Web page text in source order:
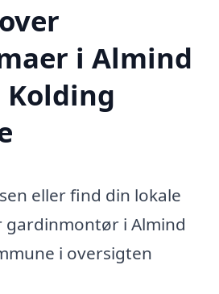
i Almind
eller find din lokale
i Almind
i oversigten